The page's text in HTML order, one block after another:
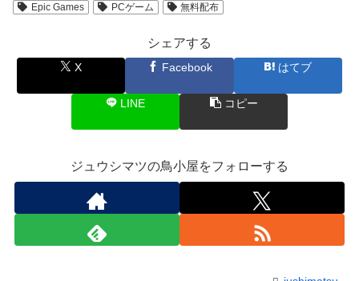
Epic Games PCゲーム 無料配布
シェアする
X Facebook はてブ
LINE コピー
ジュウシマツの鳥小屋をフォローする